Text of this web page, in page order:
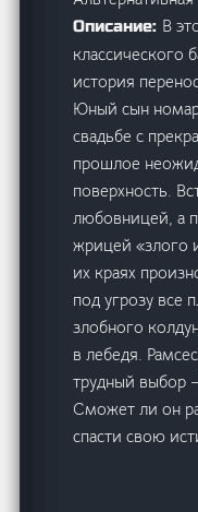
Описание: В
классического
история
Юный сын
свадьбе с
прошлое
поверхность.
любовницей, а
жрицей «злого
их краях
под угрозу все
злобного
в лебедя.
трудный выбор
Сможет ли он
спасти свою